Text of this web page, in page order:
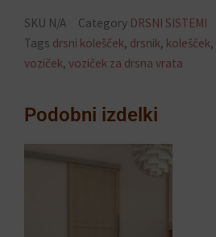
SKU N/A Category DRSNI SISTEMI
Tags drsni kolešček, drsnik, kolešček,
voziček, voziček za drsna vrata
Podobni izdelki
Cenovni
razpon: